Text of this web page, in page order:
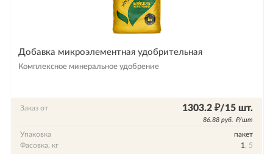
Добавка микроэлементная удобрительная
Комплексное минеральное удобрение
Заказ от 1303.2 ₽/15 шт.
86.88 руб. ₽/шт
Упаковка
пакет
Фасовка, кг
1 , 5